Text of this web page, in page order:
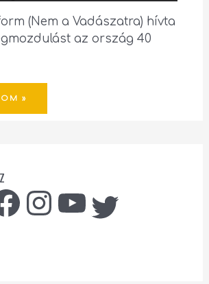
(Nem a Vadászatra) hívta
az ország 40
»